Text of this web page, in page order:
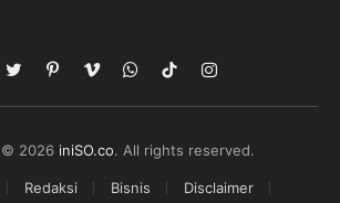
TwitterPinterestVimeoWhatsApp
TikTokInstagram
© 2026 iniSO.co. All rights reserved.
Redaksi Bisnis
Disclaimer